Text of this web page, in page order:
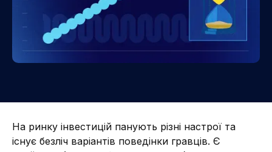
На ринку інвестицій панують різні настрої та
існує безліч варіантів поведінки гравців. Є